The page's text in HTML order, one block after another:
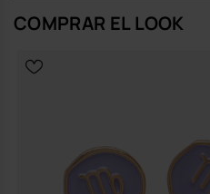
COMPRAR EL LOOK